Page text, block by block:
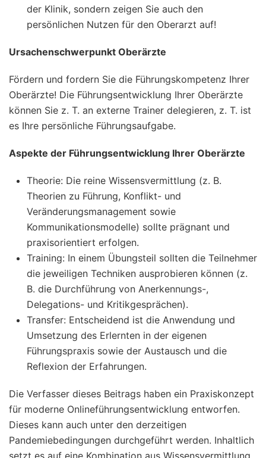
der Klinik, sondern zeigen Sie auch den
persönlichen Nutzen für den Oberarzt auf!
Ursachenschwerpunkt Oberärzte
Fördern und fordern Sie die Führungskompetenz Ihrer
Oberärzte! Die Führungsentwicklung Ihrer Oberärzte
können Sie z. T. an externe Trainer delegieren, z. T. ist
es Ihre persönliche Führungsaufgabe.
Aspekte der Führungsentwicklung Ihrer Oberärzte
Theorie: Die reine Wissensvermittlung (z. B.
Theorien zu Führung, Konflikt- und
Veränderungsmanagement sowie
Kommunikationsmodelle) sollte prägnant und
praxisorientiert erfolgen.
Training: In einem Übungsteil sollten die Teilnehmer
die jeweiligen Techniken ausprobieren können (z.
B. die Durchführung von Anerkennungs-,
Delegations- und Kritikgesprächen).
Transfer: Entscheidend ist die Anwendung und
Umsetzung des Erlernten in der eigenen
Führungspraxis sowie der Austausch und die
Reflexion der Erfahrungen.
Die Verfasser dieses Beitrags haben ein Praxiskonzept
für moderne Onlineführungsentwicklung entworfen.
Dieses kann auch unter den derzeitigen
Pandemiebedingungen durchgeführt werden. Inhaltlich
setzt es auf eine Kombination aus Wissensvermittlung